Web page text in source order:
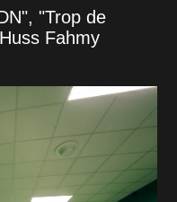
"Trop de
Fahmy